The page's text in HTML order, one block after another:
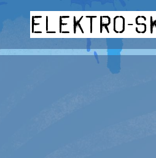
elektro-